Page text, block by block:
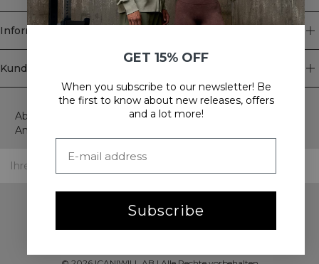
Information
Kundendienst
Newsletter
Abonnieren Sie unseren Newsletter! Erhalten Sie exklusive
Angebote, unsere neuesten Nachrichten und vieles mehr.
GET 15% OFF
When you subscribe to our newsletter! Be
the first to know about new releases, offers
and a lot more!
Subscribe